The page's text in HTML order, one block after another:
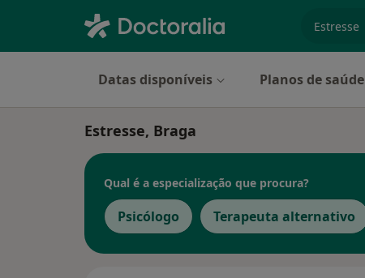
Datas disponíveis Planos de saúde
Estresse, Braga
Qual é a especialização que procura?
Psicólogo Terapeuta alternativo